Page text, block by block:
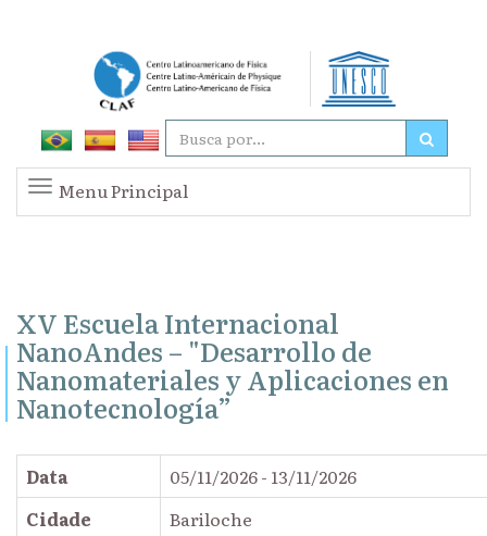
Menu Principal
XV Escuela Internacional
NanoAndes – "Desarrollo de
Nanomateriales y Aplicaciones en
Nanotecnología”
Data
05/11/2026 - 13/11/2026
Cidade
Bariloche